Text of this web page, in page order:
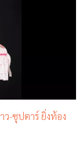
ว-ซุปตาร์ ยิ่งท้อง